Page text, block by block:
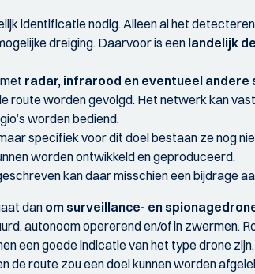
identificatie nodig. Alleen al het
dreiging. Daarvoor is een landelijk
radar, infrarood en eventueel andere
route worden gevolgd. Het netwerk kan
worden bediend.
specifiek voor dit doel bestaan ze nog
worden ontwikkeld en geproduceerd.
kan daar misschien een bijdrage
danom surveillance- en
autonoom opererend en/of in zwermen.
een goede indicatie van het type drone
route zou een doel kunnen worden